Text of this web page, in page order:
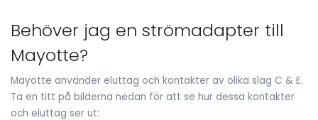
Behöver jag en strömadapter till
Mayotte?
Mayotte använder eluttag och kontakter av olika slag C & E.
Ta en titt på bilderna nedan för att se hur dessa kontakter
och eluttag ser ut: